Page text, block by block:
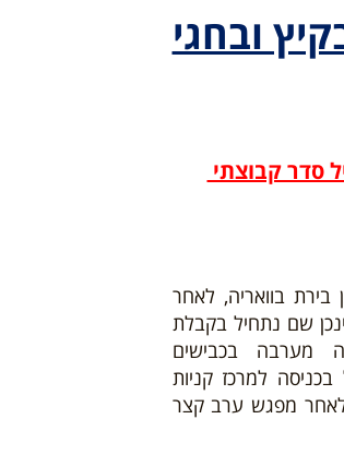
ובחגי
סדר קבוצתי
בוואריה, לאחר
שם נתחיל בקבלת
מערבה בכבישים
למרכז קניות
ולאחר מפגש ערב קצר